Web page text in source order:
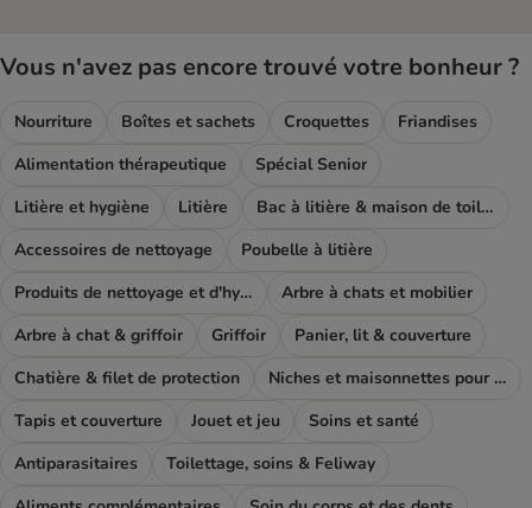
Vous n'avez pas encore trouvé votre bonheur ?
Nourriture Boîtes et sachets Croquettes
Friandises
Alimentation thérapeutique
Spécial Senior
Litière et hygiène
Litière
Bac à litière & maison de toilette
Accessoires de nettoyage
Poubelle à litière
Produits de nettoyage et d'hygiène
Arbre à chats et mobilier
Arbre à chat & griffoir
Griffoir
Panier, lit & couverture
Chatière & filet de protection
Niches et maisonnettes pour chat
Tapis et couverture
Jouet et jeu
Soins et santé
Antiparasitaires
Toilettage, soins & Feliway